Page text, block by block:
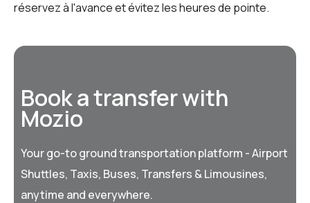
réservez à l'avance et évitez les heures de pointe.
Book a transfer with
Mozio
Your go-to ground transportation platform - Airport
Shuttles, Taxis, Buses, Transfers & Limousines,
anytime and everywhere.